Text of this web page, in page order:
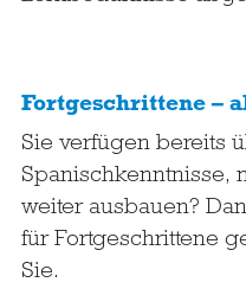
Fortgeschrittene –
Sie verfügen bereits
Spanischkenntnisse,
weiter ausbauen?
für Fortgeschrittene
Sie.